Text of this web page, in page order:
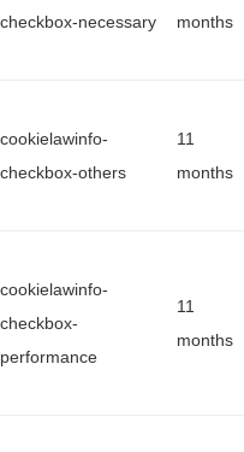
checkbox-necessary
months
cookielawinfo-
checkbox-others
11
months
cookielawinfo-
checkbox-
performance
11
months